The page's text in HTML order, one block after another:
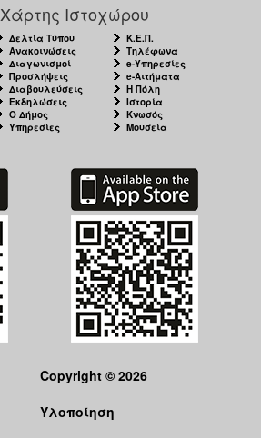
Χάρτης Ιστοχώρου
Δελτία Τύπου
Ανακοινώσεις
Διαγωνισμοί
Προσλήψεις
Διαβουλεύσεις
Εκδηλώσεις
Ο Δήμος
Υπηρεσίες
Κ.Ε.Π.
Τηλέφωνα
e-Υπηρεσίες
e-Αιτήματα
Η Πόλη
Ιστορία
Κνωσός
Μουσεία
Copyright © 2026
Υλοποίηση